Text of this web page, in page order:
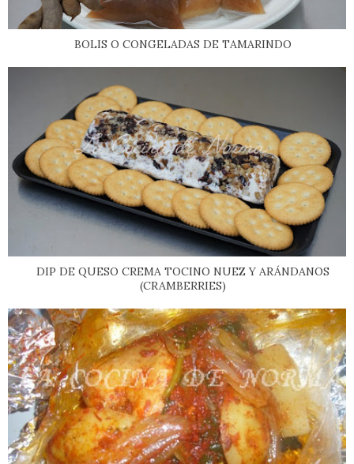
BOLIS O CONGELADAS DE TAMARINDO
DIP DE QUESO CREMA TOCINO NUEZ Y ARÁNDANOS
(CRAMBERRIES)